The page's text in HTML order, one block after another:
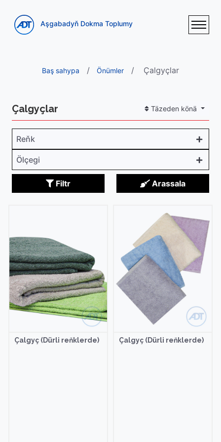
Aşgabadyň Dokma Toplumy
Baş sahypa Önümler Çalgyçlar
Çalgyçlar Täzeden könä
Reňk
Ölçegi
Filtr Arassala
Çalgyç (Dürli reňklerde) Çalgyç (Dürli reňklerde)